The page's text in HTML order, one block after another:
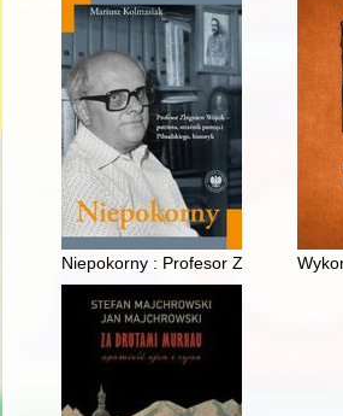
Niepokorny : Profesor Zbigniew